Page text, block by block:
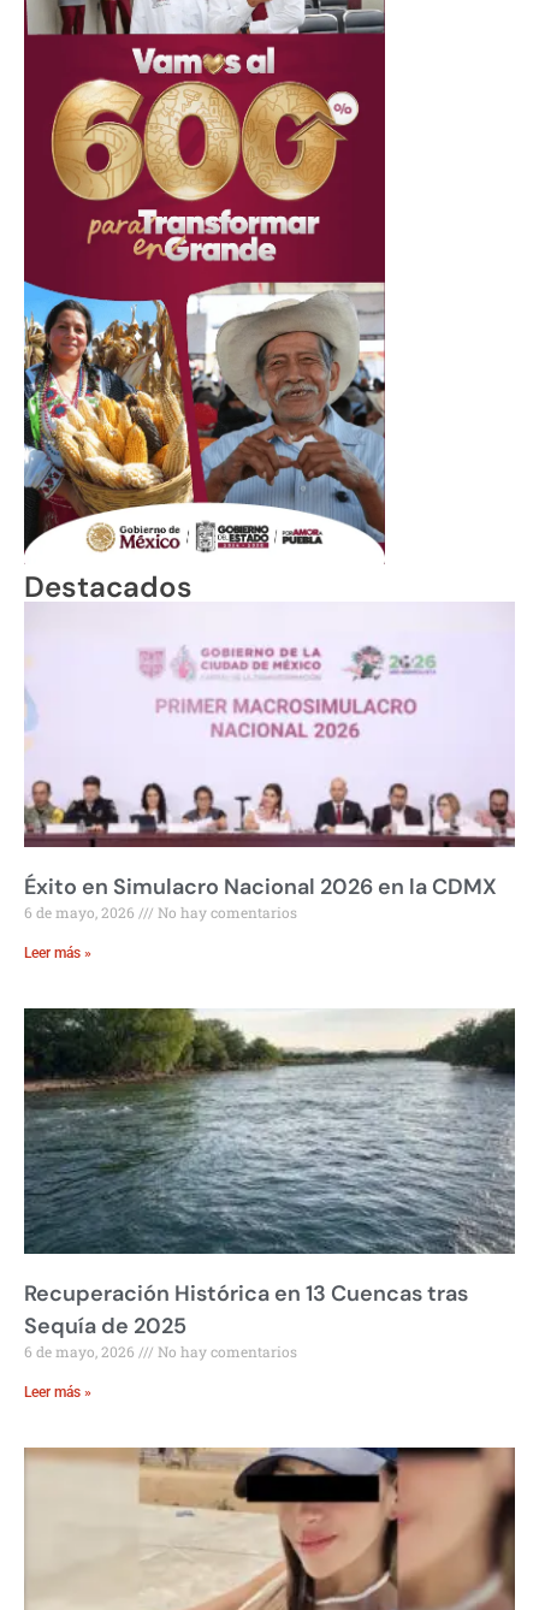
Destacados
Éxito en Simulacro Nacional 2026 en la CDMX
6 de mayo, 2026 No hay comentarios
Leer más »
Recuperación Histórica en 13 Cuencas tras
Sequía de 2025
6 de mayo, 2026 No hay comentarios
Leer más »